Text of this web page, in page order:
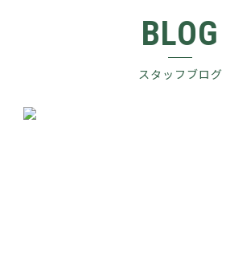
BLOG
スタッフブログ